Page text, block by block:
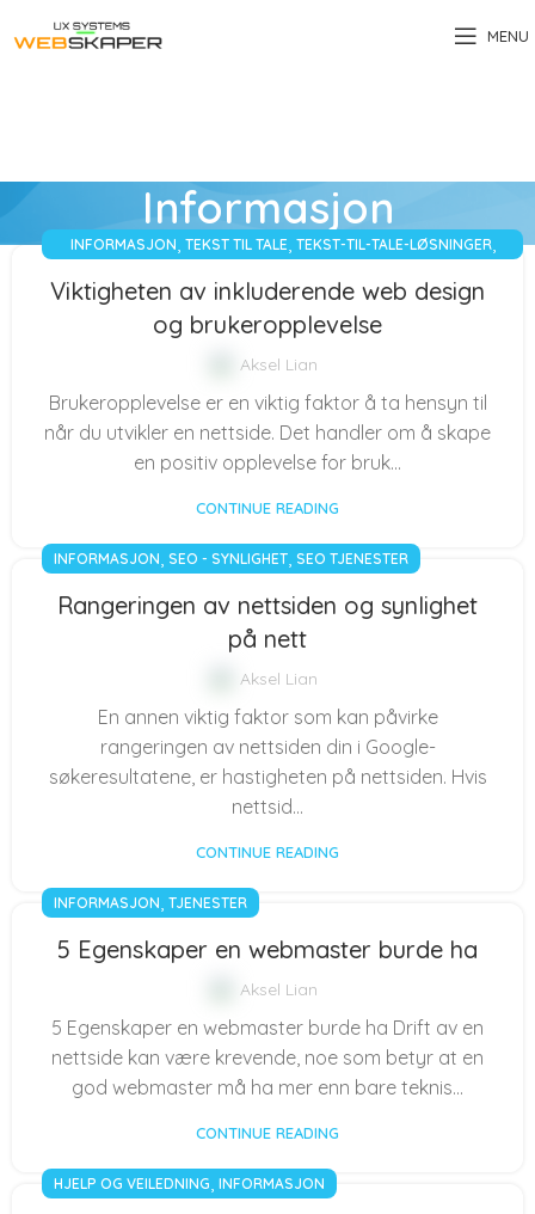
MENU
Informasjon
INFORMASJON, TEKST TIL TALE, TEKST-TIL-TALE-LØSNINGER,
Viktigheten av inkluderende web design
og brukeropplevelse
Aksel Lian
Brukeropplevelse er en viktig faktor å ta hensyn til
når du utvikler en nettside. Det handler om å skape
en positiv opplevelse for bruk...
CONTINUE READING
INFORMASJON, SEO - SYNLIGHET, SEO TJENESTER
Rangeringen av nettsiden og synlighet
på nett
Aksel Lian
En annen viktig faktor som kan påvirke
rangeringen av nettsiden din i Google-
søkeresultatene, er hastigheten på nettsiden. Hvis
nettsid...
CONTINUE READING
INFORMASJON, TJENESTER
5 Egenskaper en webmaster burde ha
Aksel Lian
5 Egenskaper en webmaster burde ha Drift av en
nettside kan være krevende, noe som betyr at en
god webmaster må ha mer enn bare teknis...
CONTINUE READING
HJELP OG VEILEDNING, INFORMASJON